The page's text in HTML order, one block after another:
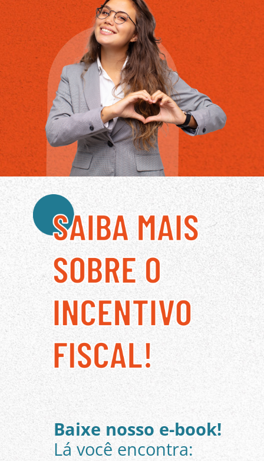
Baixe nosso e-book!
Lá você encontra: